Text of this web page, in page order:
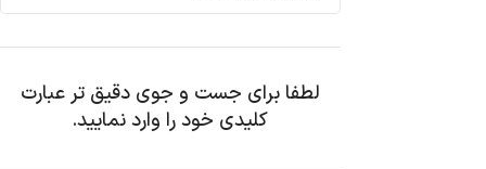
لطفا برای جست و جوی دقیق تر عبارت
کلیدی خود را وارد نمایید.